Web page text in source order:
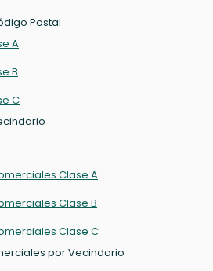
Postal
A
B
C
Clase A
Clase B
Clase C
por Vecindario